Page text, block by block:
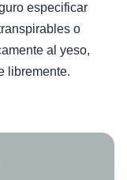
especificar
o
al yeso,
libremente.